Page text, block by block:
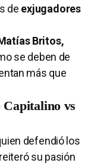
de exjugadores
Britos,
se deben de
más que
Capitalino vs
defendió los
su pasión